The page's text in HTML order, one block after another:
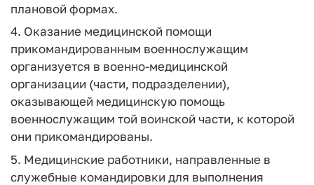
плановой формах.
4. Оказание медицинской помощи
прикомандированным военнослужащим
организуется в военно-медицинской
организации (части, подразделении),
оказывающей медицинскую помощь
военнослужащим той воинской части, к которой
они прикомандированы.
5. Медицинские работники, направленные в
служебные командировки для выполнения